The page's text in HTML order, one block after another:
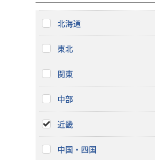
北海道
東北
関東
中部
近畿
中国・四国